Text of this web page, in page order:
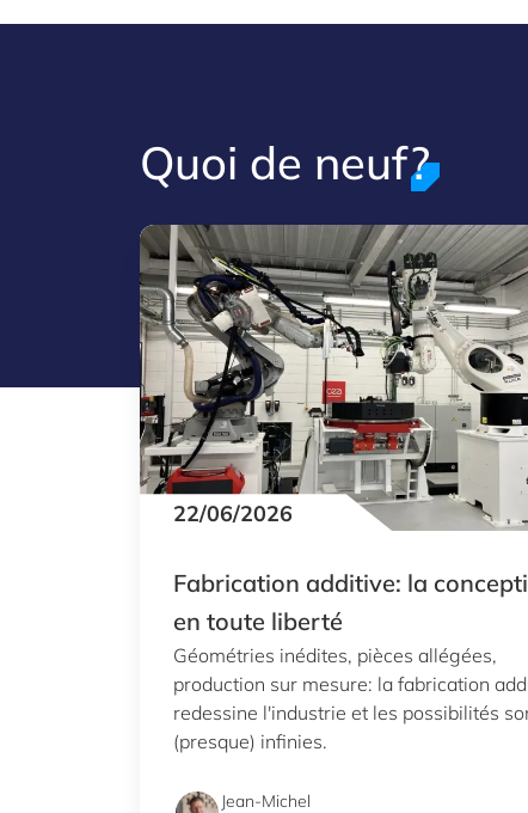
Quoi de neuf?
22/06/2026
Fabrication additive: la
en toute liberté
Géométries inédites, pièces allégées,
production sur mesure: la fabrication
redessine l'industrie et les possibilités
(presque) infinies.
Jean-Michel